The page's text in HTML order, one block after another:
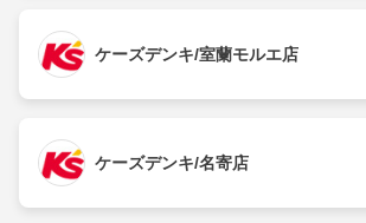
ケーズデンキ/室蘭モルエ店
ケーズデンキ/名寄店